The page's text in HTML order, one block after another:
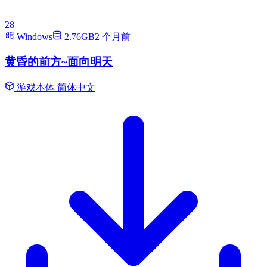
28
Windows
2.76GB2 个月前
黄昏的前方~面向明天
游戏本体 简体中文